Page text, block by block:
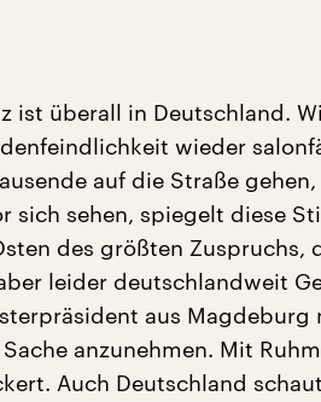
ist überall in Deutschland.
wieder
auf die Straße
sich sehen, spiegelt diese
des größten Zuspruchs,
leider deutschlandweit
aus Magdeburg
anzunehmen. Mit
Auch Deutschland